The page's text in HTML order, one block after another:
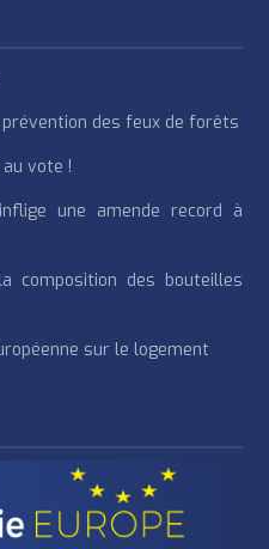
prévention des feux de forêts
vote !
une amende record à
composition des bouteilles
sur le logement